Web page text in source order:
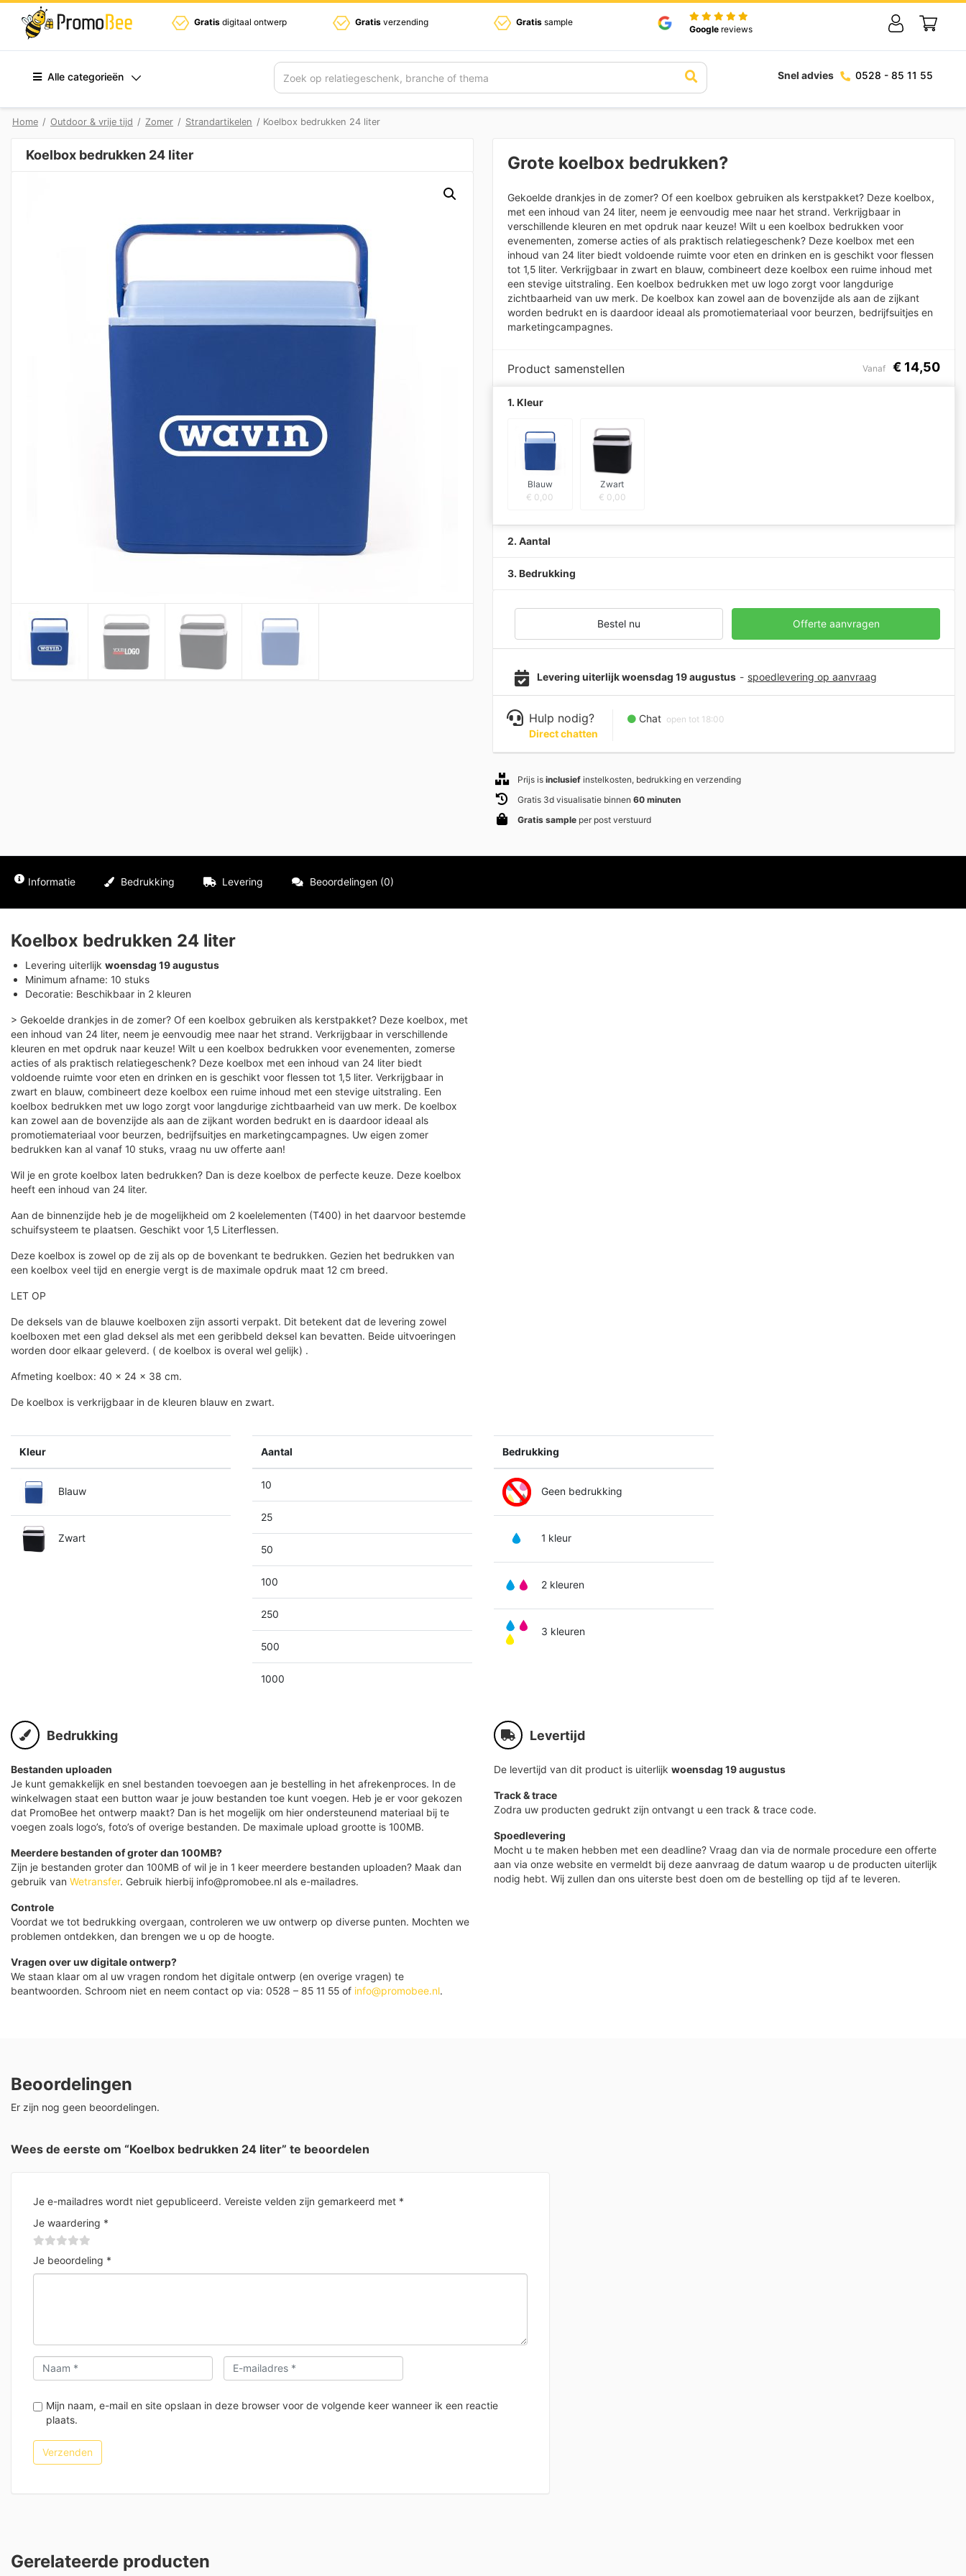
Gratis digitaal ontwerp Gratis verzending Gratis sample
Google reviews
Alle categorieën Zoek Snel advies 0528 - 85 11 55
Home / Outdoor & vrije tijd / Zomer / Strandartikelen / Koelbox bedrukken 24 liter
Koelbox bedrukken 24 liter Grote koelbox bedrukken?
Gekoelde drankjes in de zomer? Of een koelbox gebruiken als kerstpakket? Deze koelbox,
met een inhoud van 24 liter, neem je eenvoudig mee naar het strand. Verkrijgbaar in
verschillende kleuren en met opdruk naar keuze! Wilt u een koelbox bedrukken voor
evenementen, zomerse acties of als praktisch relatiegeschenk? Deze koelbox met een
inhoud van 24 liter biedt voldoende ruimte voor eten en drinken en is geschikt voor flessen
tot 1,5 liter. Verkrijgbaar in zwart en blauw, combineert deze koelbox een ruime inhoud met
een stevige uitstraling. Een koelbox bedrukken met uw logo zorgt voor langdurige
zichtbaarheid van uw merk. De koelbox kan zowel aan de bovenzijde als aan de zijkant
worden bedrukt en is daardoor ideaal als promotiemateriaal voor beurzen, bedrijfsuitjes en
marketingcampagnes.
Product samenstellen Vanaf € 14,50
1. Kleur
Blauw
€ 0,00
Zwart
€ 0,00
2. Aantal
3. Bedrukking
Bestel nu Offerte aanvragen
Levering uiterlijk woensdag 19 augustus - spoedlevering op aanvraag
Hulp nodig?
Direct chatten
Chat open tot 18:00
Prijs isinclusief instelkosten, bedrukking en verzending
Gratis 3d visualisatie binnen60 minuten
Gratis sample per post verstuurd
Informatie Bedrukking Levering Beoordelingen (0)
Koelbox bedrukken 24 liter
Levering uiterlijk woensdag 19 augustus
Minimum afname: 10 stuks
Decoratie: Beschikbaar in 2 kleuren
> Gekoelde drankjes in de zomer? Of een koelbox gebruiken als kerstpakket? Deze koelbox, met
een inhoud van 24 liter, neem je eenvoudig mee naar het strand. Verkrijgbaar in verschillende
kleuren en met opdruk naar keuze! Wilt u een koelbox bedrukken voor evenementen, zomerse
acties of als praktisch relatiegeschenk? Deze koelbox met een inhoud van 24 liter biedt
voldoende ruimte voor eten en drinken en is geschikt voor flessen tot 1,5 liter. Verkrijgbaar in
zwart en blauw, combineert deze koelbox een ruime inhoud met een stevige uitstraling. Een
koelbox bedrukken met uw logo zorgt voor langdurige zichtbaarheid van uw merk. De koelbox
kan zowel aan de bovenzijde als aan de zijkant worden bedrukt en is daardoor ideaal als
promotiemateriaal voor beurzen, bedrijfsuitjes en marketingcampagnes. Uw eigen zomer
bedrukken kan al vanaf 10 stuks, vraag nu uw offerte aan!
Wil je en grote koelbox laten bedrukken? Dan is deze koelbox de perfecte keuze. Deze koelbox
heeft een inhoud van 24 liter.
Aan de binnenzijde heb je de mogelijkheid om 2 koelelementen (T400) in het daarvoor bestemde
schuifsysteem te plaatsen. Geschikt voor 1,5 Literflessen.
Deze koelbox is zowel op de zij als op de bovenkant te bedrukken. Gezien het bedrukken van
een koelbox veel tijd en energie vergt is de maximale opdruk maat 12 cm breed.
LET OP
De deksels van de blauwe koelboxen zijn assorti verpakt. Dit betekent dat de levering zowel
koelboxen met een glad deksel als met een geribbeld deksel kan bevatten. Beide uitvoeringen
worden door elkaar geleverd. ( de koelbox is overal wel gelijk) .
Afmeting koelbox: 40 x 24 x 38 cm.
De koelbox is verkrijgbaar in de kleuren blauw en zwart.
Kleur
Blauw
Zwart
Aantal
10
25
50
100
250
500
1000
Bedrukking
Geen bedrukking
1 kleur
2 kleuren
3 kleuren
Bedrukking
Bestanden uploaden
Je kunt gemakkelijk en snel bestanden toevoegen aan je bestelling in het afrekenproces. In de
winkelwagen staat een button waar je jouw bestanden toe kunt voegen. Heb je er voor gekozen
dat PromoBee het ontwerp maakt? Dan is het mogelijk om hier ondersteunend materiaal bij te
voegen zoals logo’s, foto’s of overige bestanden. De maximale upload grootte is 100MB.
Meerdere bestanden of groter dan 100MB?
Zijn je bestanden groter dan 100MB of wil je in 1 keer meerdere bestanden uploaden? Maak dan
gebruik van Wetransfer. Gebruik hierbij info@promobee.nl als e-mailadres.
Controle
Voordat we tot bedrukking overgaan, controleren we uw ontwerp op diverse punten. Mochten we
problemen ontdekken, dan brengen we u op de hoogte.
Vragen over uw digitale ontwerp?
We staan klaar om al uw vragen rondom het digitale ontwerp (en overige vragen) te
beantwoorden. Schroom niet en neem contact op via: 0528 – 85 11 55 of info@promobee.nl.
Levertijd
De levertijd van dit product is uiterlijk woensdag 19 augustus
Track & trace
Zodra uw producten gedrukt zijn ontvangt u een track & trace code.
Spoedlevering
Mocht u te maken hebben met een deadline? Vraag dan via de normale procedure een offerte
aan via onze website en vermeldt bij deze aanvraag de datum waarop u de producten uiterlijk
nodig hebt. Wij zullen dan ons uiterste best doen om de bestelling op tijd af te leveren.
Beoordelingen
Er zijn nog geen beoordelingen.
Wees de eerste om “Koelbox bedrukken 24 liter” te beoordelen
Je e-mailadres wordt niet gepubliceerd. Vereiste velden zijn gemarkeerd met *
Je waardering *
Je beoordeling *
Mijn naam, e-mail en site opslaan in deze browser voor de volgende keer wanneer ik een reactie
plaats.
Gerelateerde producten